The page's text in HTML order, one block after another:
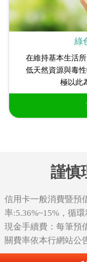
綠
在維持基本生活
低天然資源與毒
極以此
謹慎
信用卡一般消費暨預
率:5.36%~15%，循
現金手續費：每筆預
關費率依本行網站公